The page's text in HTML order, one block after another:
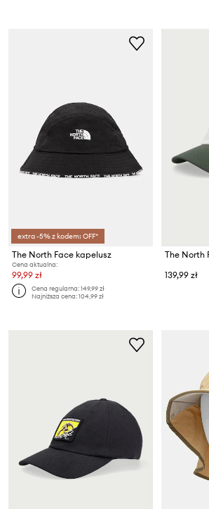
extra -5% z kodem: OFF*
The North Face kapelusz
Cena aktualna:
99,99 zł
Cena regularna:149,99 zł
Najniższa cena:104,99 zł
139,99 zł